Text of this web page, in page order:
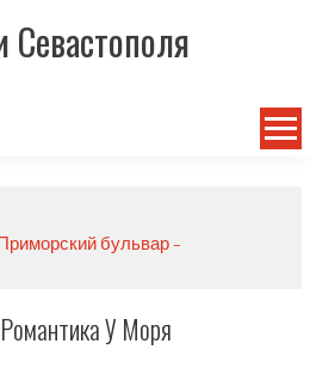
Севастополя
бульвар –
У Моря